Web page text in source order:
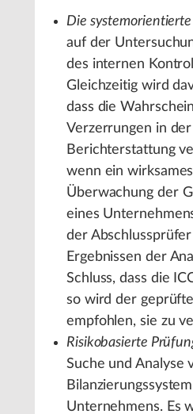
Die
auf der
des internen
Gleichzeitig wird
dass die
Verzerrungen in der
Berichterstattung
wenn ein
Überwachung der
eines
der
Ergebnissen der
Schluss, dass die
so wird der
empfohlen, sie zu
Risikobasierte
Suche und Analyse
Unternehmens. Es